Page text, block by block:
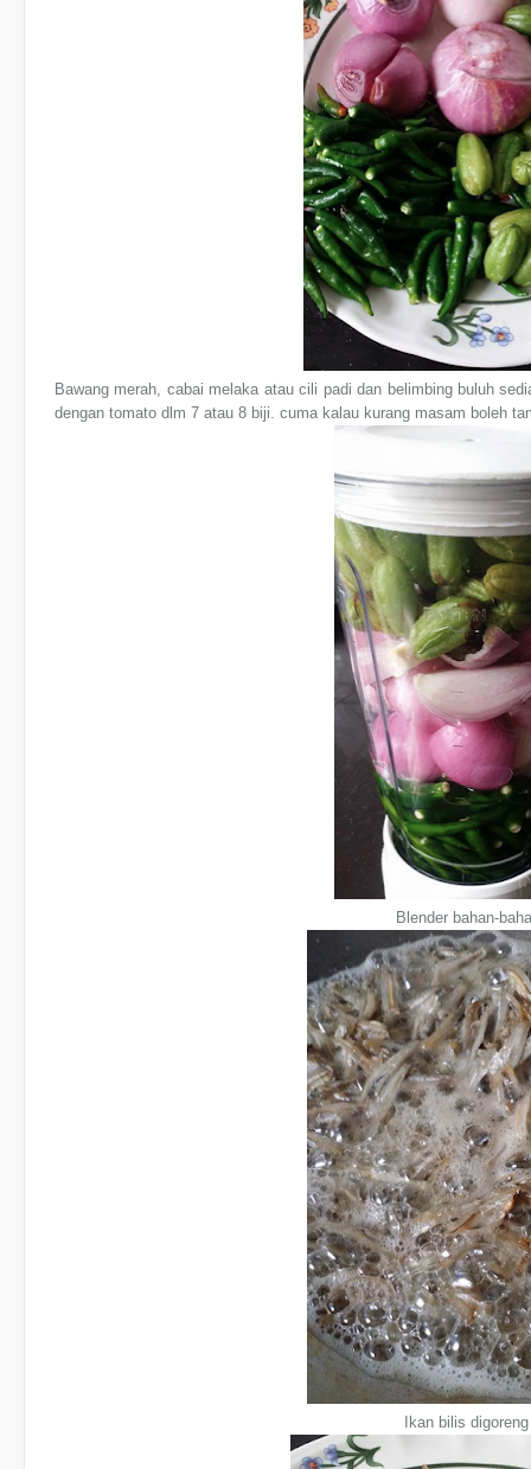
Bawang merah, cabai melaka atau cili padi dan belimbing buluh
dengan tomato dlm 7 atau 8 biji. cuma kalau kurang masam boleh
Blender bahan-
Ikan bilis